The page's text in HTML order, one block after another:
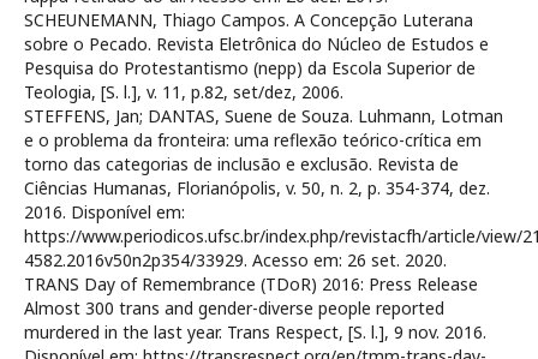
SCHEUNEMANN, Thiago Campos. A Concepção Luterana
sobre o Pecado. Revista Eletrônica do Núcleo de Estudos e
Pesquisa do Protestantismo (nepp) da Escola Superior de
Teologia, [S. l.], v. 11, p.82, set/dez, 2006.
STEFFENS, Jan; DANTAS, Suene de Souza. Luhmann, Lotman
e o problema da fronteira: uma reflexão teórico-crítica em
torno das categorias de inclusão e exclusão. Revista de
Ciências Humanas, Florianópolis, v. 50, n. 2, p. 354-374, dez.
2016. Disponível em:
https://www.periodicos.ufsc.br/index.php/revistacfh/article/view/
4582.2016v50n2p354/33929. Acesso em: 26 set. 2020.
TRANS Day of Remembrance (TDoR) 2016: Press Release
Almost 300 trans and gender-diverse people reported
murdered in the last year. Trans Respect, [S. l.], 9 nov. 2016.